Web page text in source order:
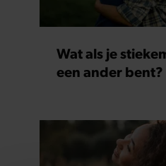
Wat als je
een ander bent?